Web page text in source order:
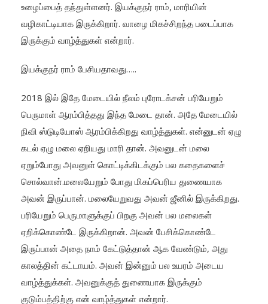
உழைப்பைத் தந்துள்ளனர். இயக்குநர் ராம், மாரியின்
வழிகாட்டியாக இருக்கிறார். வாழை மிகச்சிறந்த படைப்பாக
இருக்கும் வாழ்த்துகள் என்றார்.
இயக்குநர் ராம் பேசியதாவது…..
2018 இல் இதே மேடையில் நீலம் புரோடக்சன் பரியேறும்
பெருமாள் ஆரம்பித்தது இந்த மேடை தான். அதே மேடையில்
நிவி ஸ்டுடியோஸ் ஆரம்பிக்கிறது வாழ்த்துகள். என்னுடன் ஏழு
கடல் ஏழு மலை ஏறியது மாரி தான். அவனுடன் மலை
ஏறும்போது அவனுள் கொட்டிக்கிடக்கும் பல கதைகளைச்
சொல்வான்.மலையேறும் போது மிகப்பெரிய துணையாக
அவன் இருப்பான். மலையேறுவது அவன் ஜீனில் இருக்கிறது.
பரியேறும் பெருமாளுக்குப் பிறகு அவன் பல மலைகள்
ஏறிக்கொண்டே இருக்கிறான். அவன் பேசிக்கொண்டே
இருப்பான் அதை நாம் கேட்டுத்தான் ஆக வேண்டும், அது
காலத்தின் கட்டாயம். அவன் இன்னும் பல உயரம் அடைய
வாழ்த்துக்கள். அவனுக்குத் துணையாக இருக்கும்
குடும்பத்திற்கு என் வாழ்த்துகள் என்றார்.